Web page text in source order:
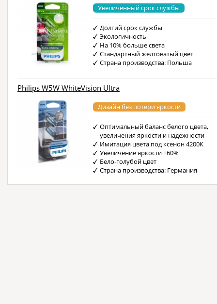
Увеличенный срок службы
Долгий срок службы
Экологичность
На 10% больше света
Стандартный желтоватый цвет
Страна производства: Польша
Philips W5W WhiteVision Ultra
Дизайн без потери яркости
Оптимальный баланс белого цвета,
увеличения яркости и надежности
Имитация цвета под ксенон 4200К
Увеличение яркости +60%
Бело-голубой цвет
Страна производства: Германия